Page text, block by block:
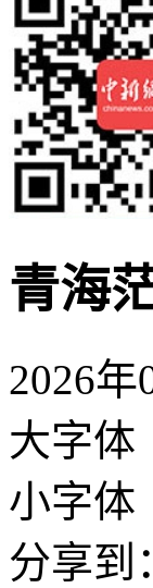
青海
2026
大字体
小字体
分享到